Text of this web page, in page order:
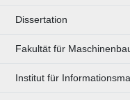
Dissertation
Fakultät für
Institut für